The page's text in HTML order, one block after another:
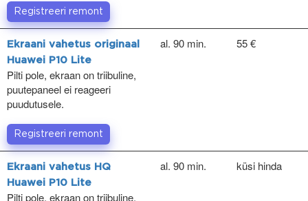
Registreeri remont
Ekraani vahetus originaal
Huawei P10 Lite
Pilti pole, ekraan on triibuline,
puutepaneel ei reageeri
puudutusele.
al. 90 min. 55 €
Registreeri remont
Ekraani vahetus HQ
Huawei P10 Lite
Pilti pole, ekraan on triibuline,
al. 90 min. küsi hinda